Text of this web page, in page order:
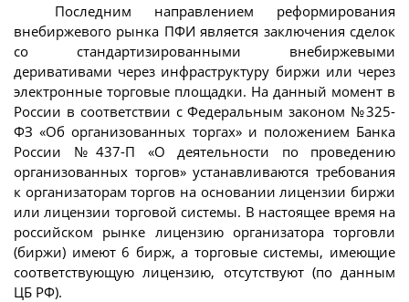
Последним направлением реформирования
внебиржевого рынка ПФИ является заключения сделок
со стандартизированными внебиржевыми
деривативами через инфраструктуру биржи или через
электронные торговые площадки. На данный момент в
России в соответствии с Федеральным законом №325-
ФЗ «Об организованных торгах» и положением Банка
России №437-П «О деятельности по проведению
организованных торгов» устанавливаются требования
к организаторам торгов на основании лицензии биржи
или лицензии торговой системы. В настоящее время на
российском рынке лицензию организатора торговли
(биржи) имеют 6 бирж, а торговые системы, имеющие
соответствующую лицензию, отсутствуют (по данным
ЦБ РФ).